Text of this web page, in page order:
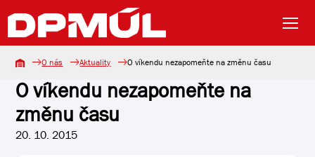
O nás Aktuality O víkendu nezapomeňte na změnu času
O víkendu nezapomeňte na
změnu času
20. 10. 2015